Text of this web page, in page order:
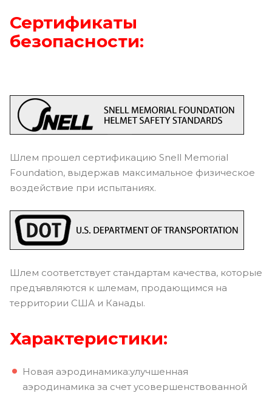
Сертификаты
безопасности:
Шлем прошел сертификацию Snell Memorial
Foundation, выдержав максимальное физическое
воздействие при испытаниях.
Шлем соответствует стандартам качества, которые
предъявляются к шлемам, продающимся на
территории США и Канады.
Характеристики:
Новая аэродинамика:улучшенная
аэродинамика за счет усовершенствованной